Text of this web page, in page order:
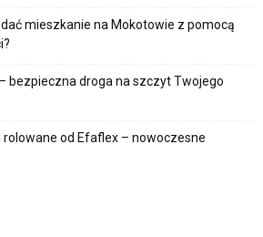
mieszkanie na Mokotowie z pomocą
bezpieczna droga na szczyt Twojego
rolowane od Efaflex – nowoczesne